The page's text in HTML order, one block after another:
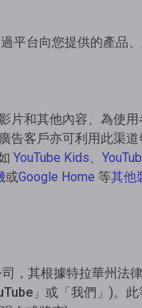
平台向您提供的產品
片和其他內容、為使
告客戶亦可利用此渠
YouTube Kids、
或Google Home 等其他
，其根據特拉華州法
」或「我們 」)。